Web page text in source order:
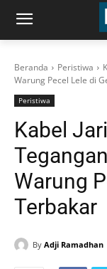
Beranda Peristiwa
Warung Pecel Lele di
Peristiwa
Kabel
Warung
Terbakar
By Adji Ramadhan